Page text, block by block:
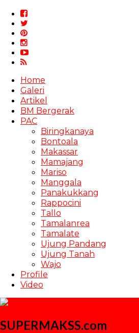
Home
Galeri
Artikel
BM Bergerak
PAC
Biringkanaya
Bontoala
Makassar
Mamajang
Mariso
Manggala
Panakukkang
Rappocini
Tallo
Tamalanrea
Tamalate
Ujung Pandang
Ujung Tanah
Wajo
Profile
Video
SUPERMAKSS.com